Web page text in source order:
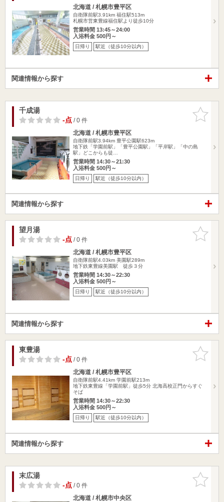
北海道 / 札幌市豊平区
自衛隊前駅3.91km 福住駅513m
札幌市営東豊線福住駅より徒歩10分
営業時間 13:45～24:00
入浴料金 500円～
日帰り 駅近（徒歩10分以内）
関連情報から探す
お気に入
りに追加
千成湯
-点/ 0 件
北海道 / 札幌市豊平区
自衛隊前駅3.94km 豊平公園駅623m
地下鉄「学園前駅」「豊平公園駅」「平岸駅」「中の島
駅」どこからも徒…
営業時間 14:30～21:30
入浴料金 500円～
日帰り 駅近（徒歩10分以内）
関連情報から探す
お気に入
りに追加
望月湯
-点/ 0 件
北海道 / 札幌市豊平区
自衛隊前駅4.03km 美園駅289m
地下鉄東豊線美園駅 徒歩３分
営業時間 14:30～22:30
入浴料金 500円～
日帰り 駅近（徒歩10分以内）
関連情報から探す
お気に入
りに追加
東豊湯
-点/ 0 件
北海道 / 札幌市豊平区
自衛隊前駅4.41km 学園前駅213m
地下鉄東豊線「学園前駅」徒歩5分 北海高校正門からすぐ
そば
営業時間 14:30～22:30
入浴料金 500円～
日帰り 駅近（徒歩10分以内）
関連情報から探す
お気に入
りに追加
末広湯
-点/ 0 件
北海道 / 札幌市中央区